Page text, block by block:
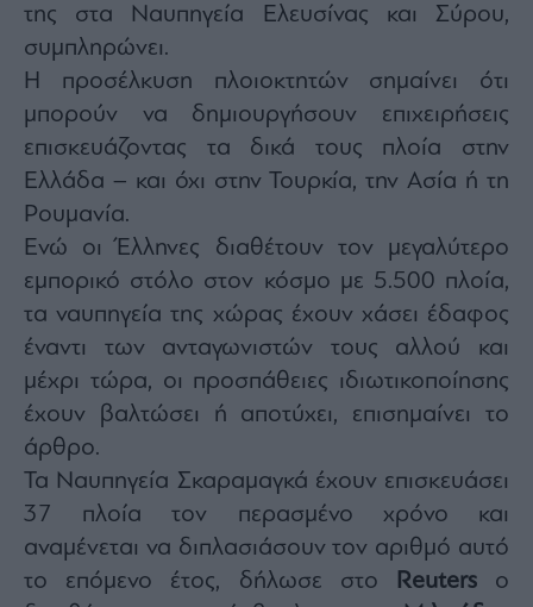
By
submitting
your
email,
you
agree
our
Terms
and
Privacy
Notice.
You
opt
at
any
This
is
by
reCAPTCHA
and
the
Google
Privacy
and
Terms
of
Service
της στα Ναυπηγεία Ελευσίνας και Σύρου,
συμπληρώνει.
Η προσέλκυση πλοιοκτητών σημαίνει ότι
μπορούν να δημιουργήσουν επιχειρήσεις
επισκευάζοντας τα δικά τους πλοία στην
Ελλάδα – και όχι στην Τουρκία, την Ασία ή τη
Ρουμανία.
Ενώ οι Έλληνες διαθέτουν τον μεγαλύτερο
εμπορικό στόλο στον κόσμο με 5.500 πλοία,
τα ναυπηγεία της χώρας έχουν χάσει έδαφος
έναντι των ανταγωνιστών τους αλλού και
μέχρι τώρα, οι προσπάθειες ιδιωτικοποίησης
έχουν βαλτώσει ή αποτύχει, επισημαίνει το
άρθρο.
Τα Ναυπηγεία Σκαραμαγκά έχουν επισκευάσει
37 πλοία τον περασμένο χρόνο και
αναμένεται να διπλασιάσουν τον αριθμό αυτό
το επόμενο έτος, δήλωσε στο Reutersο